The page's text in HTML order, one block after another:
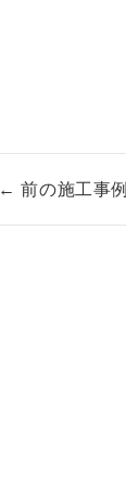
← 前の施工事例